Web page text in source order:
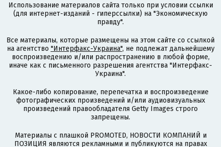
Использование материалов сайта только при условии ссылки
(для интернет-изданий - гиперссылки) на "Экономическую
правду".
Все материалы, которые размещены на этом сайте со ссылкой
на агентство "Интерфакс-Украина", не подлежат дальнейшему
воспроизведению и/или распространению в любой форме,
иначе как с письменного разрешения агентства "Интерфакс-
Украина".
Какое-либо копирование, перепечатка и воспроизведение
фотографических произведений и/или аудиовизуальных
произведений правообладателя Getty Images строго
запрещены.
Материалы с плашкой PROMOTED, НОВОСТИ КОМПАНИЙ и
ПОЗИЦИЯ являются рекламными и публикуются на правах